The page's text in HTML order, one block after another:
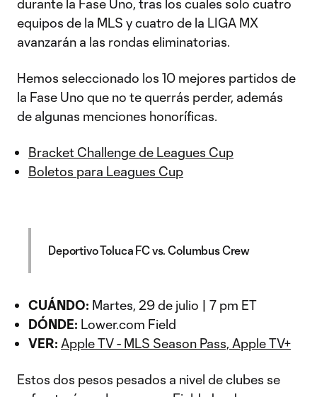
durante la Fase Uno, tras los cuales solo cuatro
equipos de la MLS y cuatro de la LIGA MX
avanzarán a las rondas eliminatorias.
Hemos seleccionado los 10 mejores partidos de
la Fase Uno que no te querrás perder, además
de algunas menciones honoríficas.
Bracket Challenge de Leagues Cup
Boletos para Leagues Cup
Deportivo Toluca FC vs. Columbus Crew
CUÁNDO: Martes, 29 de julio | 7 pm ET
DÓNDE: Lower.com Field
VER: Apple TV - MLS Season Pass, Apple TV+
Estos dos pesos pesados a nivel de clubes se